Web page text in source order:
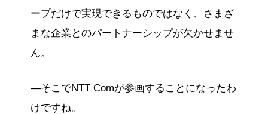
ープだけで実現できるものではなく、さまざ
まな企業とのパートナーシップが欠かせませ
ん。
―そこでNTT Comが参画することになったわ
けですね。